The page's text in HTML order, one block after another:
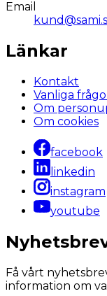
Email
Länkar
Kontakt
Vanliga
Om
Om cookies
facebook
linkedin
instagram
youtube
Få vårt
information om